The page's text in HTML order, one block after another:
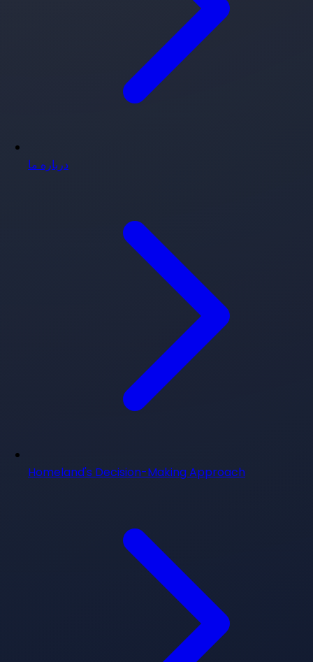
درباره ما
Homeland's Decision-Making Approach